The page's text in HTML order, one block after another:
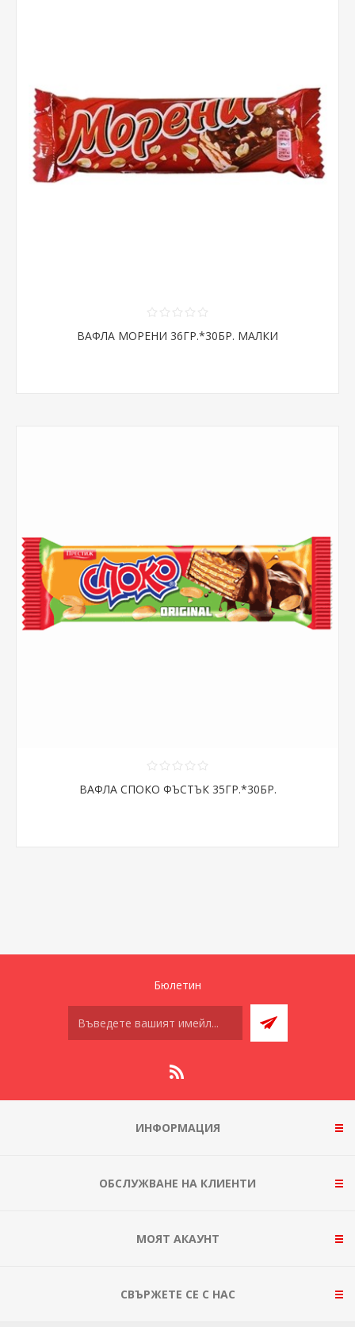
ВАФЛА МОРЕНИ 36ГР.*30БР. МАЛКИ
ВАФЛА СПОКО ФЪСТЪК 35ГР.*30БР.
Бюлетин
ИНФОРМАЦИЯ
ОБСЛУЖВАНЕ НА КЛИЕНТИ
МОЯТ АКАУНТ
СВЪРЖЕТЕ СЕ С НАС